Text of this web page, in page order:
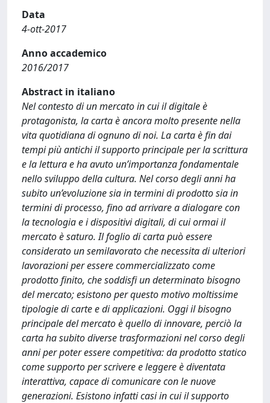
Data
4-ott-2017
Anno accademico
2016/2017
Abstract in italiano
Nel contesto di un mercato in cui il digitale è
protagonista, la carta è ancora molto presente nella
vita quotidiana di ognuno di noi. La carta è fin dai
tempi più antichi il supporto principale per la scrittura
e la lettura e ha avuto un’importanza fondamentale
nello sviluppo della cultura. Nel corso degli anni ha
subito un’evoluzione sia in termini di prodotto sia in
termini di processo, fino ad arrivare a dialogare con
la tecnologia e i dispositivi digitali, di cui ormai il
mercato è saturo. Il foglio di carta può essere
considerato un semilavorato che necessita di ulteriori
lavorazioni per essere commercializzato come
prodotto finito, che soddisfi un determinato bisogno
del mercato; esistono per questo motivo moltissime
tipologie di carte e di applicazioni. Oggi il bisogno
principale del mercato è quello di innovare, perciò la
carta ha subito diverse trasformazioni nel corso degli
anni per poter essere competitiva: da prodotto statico
come supporto per scrivere e leggere è diventata
interattiva, capace di comunicare con le nuove
generazioni. Esistono infatti casi in cui il supporto